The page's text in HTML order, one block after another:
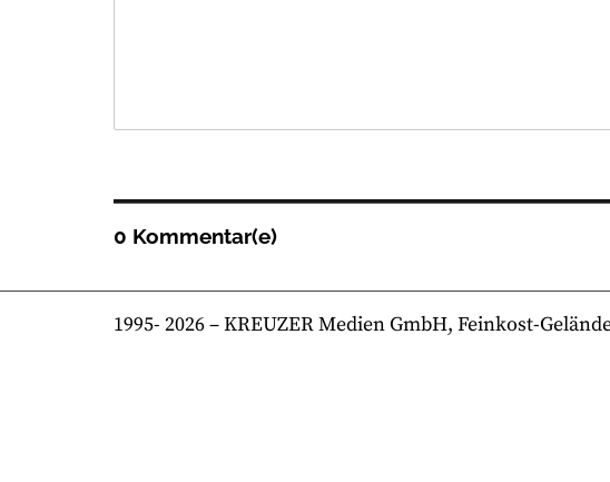
0 Kommentar(e)
1995- 2026– KREUZER Medien GmbH, Feinkost-